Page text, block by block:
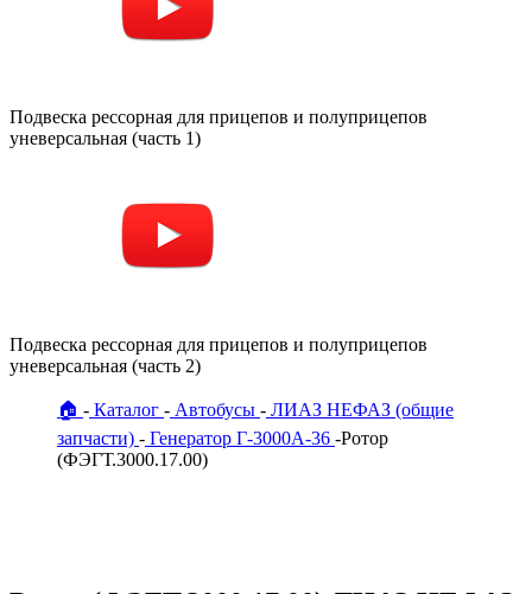
Подвеска рессорная для прицепов и полуприцепов
уневерсальная (часть 1)
Подвеска рессорная для прицепов и полуприцепов
уневерсальная (часть 2)
🏠 Каталог Автобусы
ЛИАЗ НЕФАЗ (общие
запчасти)
Генератор Г-3000А-36 Ротор
(ФЭГТ.3000.17.00)